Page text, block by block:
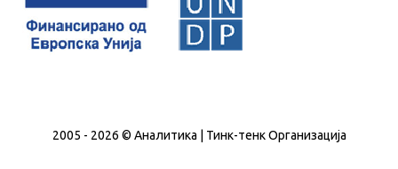
2005 - 2026 © Аналитика | Тинк-тенк Организација